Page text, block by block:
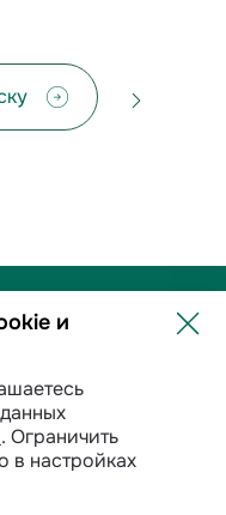
данных
и
. Ограничить
в настройках